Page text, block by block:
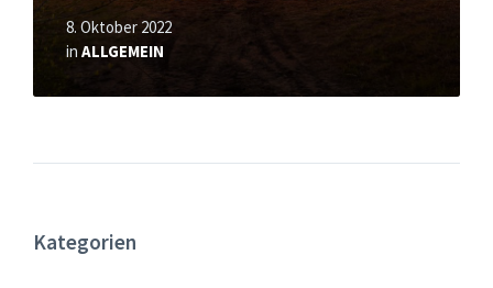
8. Oktober 2022
in ALLGEMEIN
Kategorien